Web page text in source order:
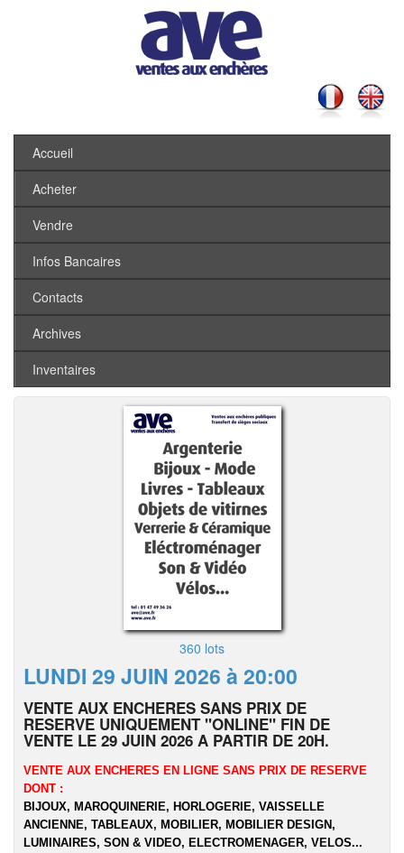
Accueil
Acheter
Vendre
Infos Bancaires
Contacts
Archives
Inventaires
360 lots
LUNDI 29 JUIN 2026 à 20:00
VENTE AUX ENCHERES SANS PRIX DE
RESERVE UNIQUEMENT "ONLINE" FIN DE
VENTE LE 29 JUIN 2026 A PARTIR DE 20H.
VENTE AUX ENCHERES EN LIGNE SANS PRIX DE RESERVE
DONT :
BIJOUX, MAROQUINERIE, HORLOGERIE, VAISSELLE
ANCIENNE, TABLEAUX, MOBILIER, MOBILIER DESIGN,
LUMINAIRES, SON & VIDEO, ELECTROMENAGER, VELOS...